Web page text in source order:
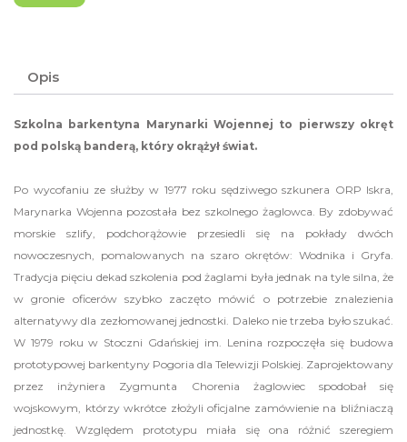
Opis
Szkolna barkentyna Marynarki Wojennej to pierwszy okręt
pod polską banderą, który okrążył świat.
Po wycofaniu ze służby w 1977 roku sędziwego szkunera ORP Iskra,
Marynarka Wojenna pozostała bez szkolnego żaglowca. By zdobywać
morskie szlify, podchorążowie przesiedli się na pokłady dwóch
nowoczesnych, pomalowanych na szaro okrętów: Wodnika i Gryfa.
Tradycja pięciu dekad szkolenia pod żaglami była jednak na tyle silna, że
w gronie oficerów szybko zaczęto mówić o potrzebie znalezienia
alternatywy dla zezłomowanej jednostki. Daleko nie trzeba było szukać.
W 1979 roku w Stoczni Gdańskiej im. Lenina rozpoczęła się budowa
prototypowej barkentyny Pogoria dla Telewizji Polskiej. Zaprojektowany
przez inżyniera Zygmunta Chorenia żaglowiec spodobał się
wojskowym, którzy wkrótce złożyli oficjalne zamówienie na bliźniaczą
jednostkę. Względem prototypu miała się ona różnić szeregiem